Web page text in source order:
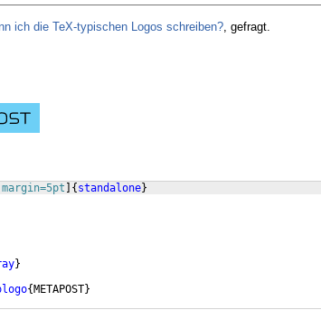
ich die TeX-typischen Logos schreiben?, gefragt.
{ standalone}
}
{ METAPOST}